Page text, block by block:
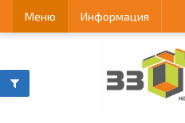
Меню Информация